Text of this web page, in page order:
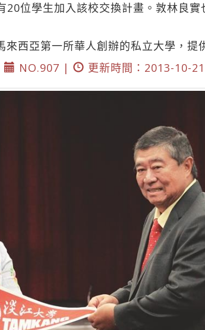
位學生加入該校交換計畫。敦林良
西亞第一所華人創辦的私立大學，提
NO.907 |
更新時間：2013-10-